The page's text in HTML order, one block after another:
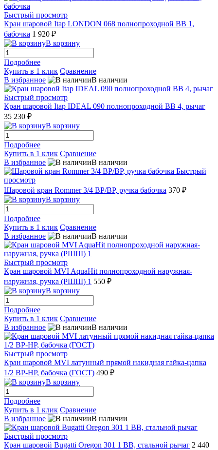
Быстрый просмотр
Кран шаровой Itap LONDON 068 полнопроходной ВВ 1,
бабочка 1 920 ₽
В корзину
Подробнее
Купить в 1 клик Сравнение
В избранное
В наличии
Быстрый просмотр
Кран шаровой Itap IDEAL 090 полнопроходной ВВ 4, рычаг
35 230 ₽
В корзину
Подробнее
Купить в 1 клик Сравнение
В избранное
В наличии
Быстрый
просмотр
Шаровой кран Rommer 3/4 ВР/ВР, ручка бабочка 370 ₽
В корзину
Подробнее
Купить в 1 клик Сравнение
В избранное
В наличии
Быстрый просмотр
Кран шаровой MVI AquaHit полнопроходной наружная-
наружная, ручка (РШШ) 1 550 ₽
В корзину
Подробнее
Купить в 1 клик Сравнение
В избранное
В наличии
Быстрый просмотр
Кран шаровой MVI латунный прямой накидная гайка-цапка
1/2 ВР-НР, бабочка (ГОСТ) 490 ₽
В корзину
Подробнее
Купить в 1 клик Сравнение
В избранное
В наличии
Быстрый просмотр
Кран шаровой Bugatti Oregon 301 1 ВВ, стальной рычаг 2 440